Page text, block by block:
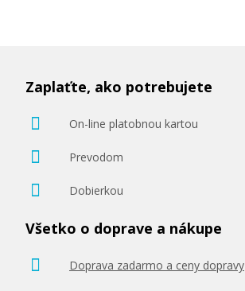
Zaplaťte, ako potrebujete
On-line platobnou kartou
Prevodom
Dobierkou
Všetko o doprave a nákupe
Doprava zadarmo a ceny dopravy